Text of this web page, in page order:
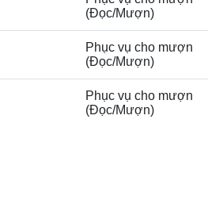
(Đọc/Mượn)
Phục vụ cho mượn
(Đọc/Mượn)
Phục vụ cho mượn
(Đọc/Mượn)